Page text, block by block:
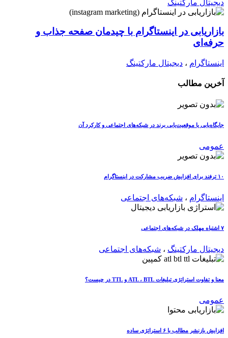
دیجیتال مارکتینگ
بازاریابی در اینستاگرام با چیدمان صفحه جذاب و
حرفه‌ای
اینستاگرام ، دیجیتال مارکتینگ
آخرین مطالب
جایگاه‌یابی یا موقعیت‌یابی برند در شبکه‌های اجتماعی و کارکرد آن
عمومی
۱۰ ترفند برای افزایش ضریب مشارکت در اینستاگرام
اینستاگرام ، شبکه‌های اجتماعی
۷ اشتباه مهلک در شبکه‌های اجتماعی
دیجیتال مارکتینگ ، شبکه‌های اجتماعی
معنا و تفاوت استراتژی تبلیغات ATL ، BTL و TTL در چیست؟
عمومی
افزایش بازنشر مطالب با ۶ استراتژی ساده